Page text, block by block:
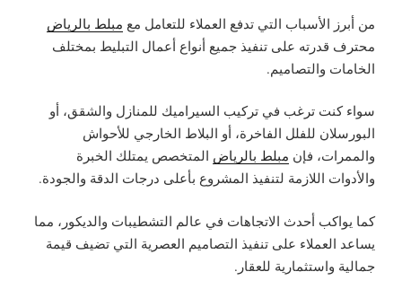
من أبرز الأسباب التي تدفع العملاء للتعامل مع مبلط بالرياض
محترف قدرته على تنفيذ جميع أنواع أعمال التبليط بمختلف
الخامات والتصاميم.
سواء كنت ترغب في تركيب السيراميك للمنازل والشقق، أو
البورسلان للفلل الفاخرة، أو البلاط الخارجي للأحواش
والممرات، فإن مبلط بالرياض المتخصص يمتلك الخبرة
والأدوات اللازمة لتنفيذ المشروع بأعلى درجات الدقة والجودة.
كما يواكب أحدث الاتجاهات في عالم التشطيبات والديكور، مما
يساعد العملاء على تنفيذ التصاميم العصرية التي تضيف قيمة
جمالية واستثمارية للعقار.